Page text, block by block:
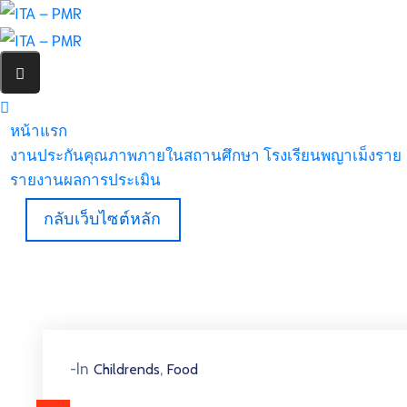
หน้าแรก
งานประกันคุณภาพภายในสถานศึกษา โรงเรียนพญาเม็งราย
รายงานผลการประเมิน
กลับเว็บไซต์หลัก
-In Childrends, Food